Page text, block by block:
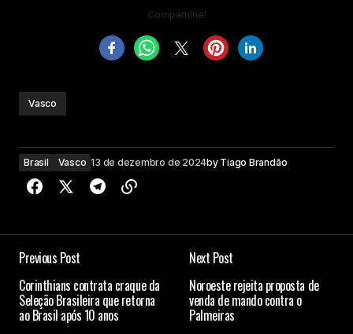
Compartilhe!
Vasco
Brasil Vasco 13 de dezembro de 2024by Tiago Brandão
Previous Post
Corinthians contrata craque da
Seleção Brasileira que retorna
ao Brasil após 10 anos
Next Post
Noroeste rejeita proposta de
venda de mando contra o
Palmeiras